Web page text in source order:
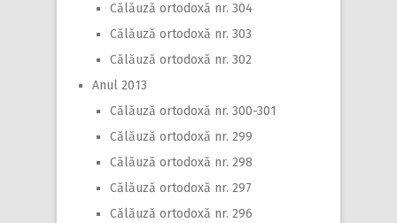
Călăuză ortodoxă nr. 304
Călăuză ortodoxă nr. 303
Călăuză ortodoxă nr. 302
Anul 2013
Călăuză ortodoxă nr. 300-301
Călăuză ortodoxă nr. 299
Călăuză ortodoxă nr. 298
Călăuză ortodoxă nr. 297
Călăuză ortodoxă nr. 296